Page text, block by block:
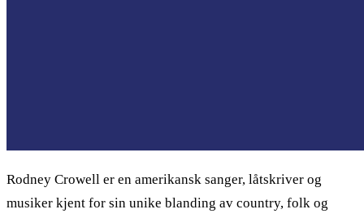
Rodney Crowell er en amerikansk sanger, låtskriver og
musiker kjent for sin unike blanding av country, folk og